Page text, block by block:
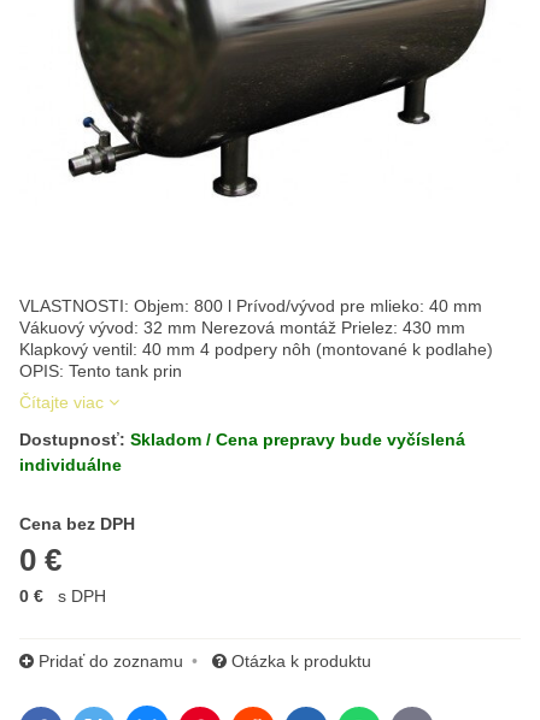
VLASTNOSTI: Objem: 800 l Prívod/vývod pre mlieko: 40 mm
Vákuový vývod: 32 mm Nerezová montáž Prielez: 430 mm
Klapkový ventil: 40 mm 4 podpery nôh (montované k podlahe)
OPIS: Tento tank prin
Čítajte viac
Dostupnosť: Skladom / Cena prepravy bude vyčíslená
individuálne
Cena bez DPH
0 €
Cena s DPH
0 € s DPH
Pridať do zoznamu Otázka k produktu